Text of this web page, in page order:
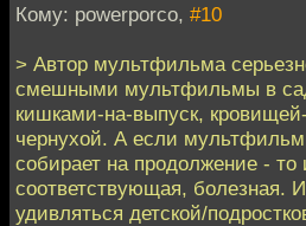
Кому: powerporco, #10
> Автор мультфильма
смешными мультфильмы в
кишками-на-выпуск,
чернухой. А если мультфильм
собирает на продолжение - то
соответствующая, болезная.
удивляться детской/